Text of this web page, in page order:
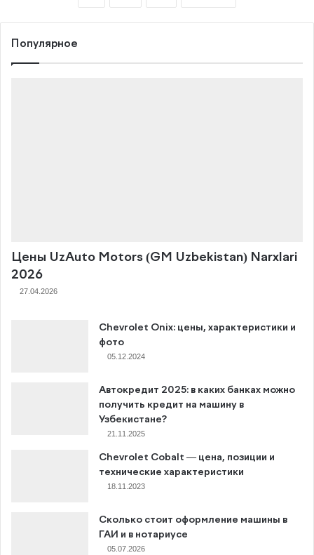
Популярное
Цены UzAuto Motors (GM Uzbekistan) Narxlari
2026
27.04.2026
Chevrolet Onix: цены, характеристики и
фото
05.12.2024
Автокредит 2025: в каких банках можно
получить кредит на машину в
Узбекистане?
21.11.2025
Chevrolet Cobalt — цена, позиции и
технические характеристики
18.11.2023
Сколько стоит оформление машины в
ГАИ и в нотариусе
05.07.2026